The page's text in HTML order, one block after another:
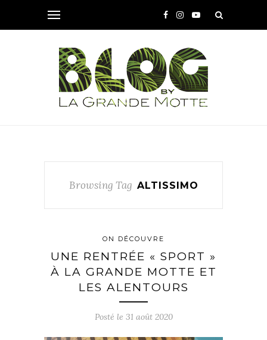
Browsing Tag ALTISSIMO
ON DÉCOUVRE
UNE RENTRÉE « SPORT »
À LA GRANDE MOTTE ET
LES ALENTOURS
Posté le 31 août 2020